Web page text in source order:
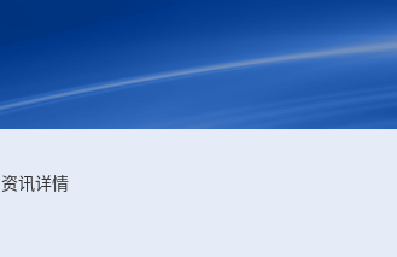
资讯详情